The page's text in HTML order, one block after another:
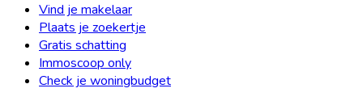
Vind je makelaar
Plaats je zoekertje
Gratis schatting
Immoscoop only
Check je woningbudget